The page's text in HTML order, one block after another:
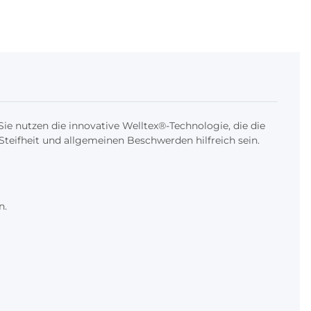
nutzen die innovative Welltex®-Technologie, die die
und allgemeinen Beschwerden hilfreich sein.